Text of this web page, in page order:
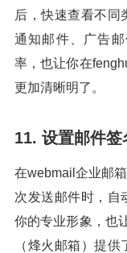
后，快速查看不同
通知邮件、广告
率，也让你在
更加清晰明了。
11. 设置邮件
在webmail企业邮
次发送邮件时，自
你的专业形象，也
（烽火邮箱）提